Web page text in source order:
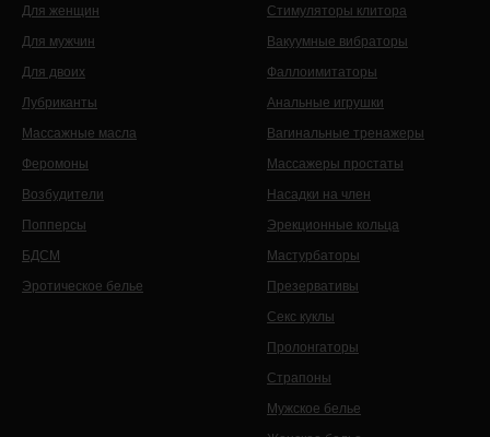
Для женщин
Для мужчин
Для двоих
Лубриканты
Массажные масла
Феромоны
Возбудители
Попперсы
БДСМ
Эротическое белье
Стимуляторы клитора
Вакуумные вибраторы
Фаллоимитаторы
Анальные игрушки
Вагинальные тренажеры
Массажеры простаты
Насадки на член
Эрекционные кольца
Мастурбаторы
Презервативы
Секс куклы
Пролонгаторы
Страпоны
Мужское белье